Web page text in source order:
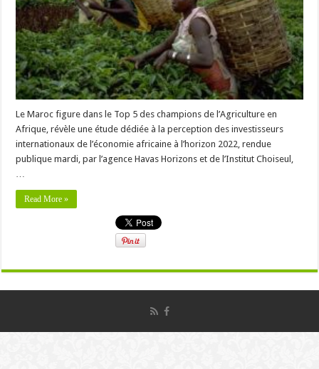
Le Maroc figure dans le Top 5 des champions de l’Agriculture en
Afrique, révèle une étude dédiée à la perception des investisseurs
internationaux de l’économie africaine à l’horizon 2022, rendue
publique mardi, par l’agence Havas Horizons et de l’Institut Choiseul,
…
Read More »